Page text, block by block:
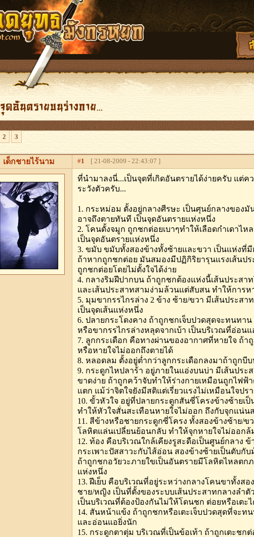
จุดอันตรายบนร่างกาย...
2 3
เด็กชายไร้นาม #1 [ 21-08-2009 - 22:43:07 ]
ที่นำมาลงนี่...เป็นจุดที่เกิดอันตรายได้ง่ายครับ แต่
ระวังตัวครับ...
1. กระหม่อม ตั้งอยู่กลางศีรษะ เป็นศุนย์กลางของ
อาจถึงตายทันที เป็นจุดอันตรายแห่งหนึ่ง
2. โคนดั้งจมูก ถูกชกต่อยเบาๆทำให้เลือดกำเดาไ
เป็นจุดอันตรายแห่งหนึ่ง
3. ขมับ ขมับทั้งสองข้างทั้งซ้ายและขวา เป็นแห่งที่
ถ้าหากถูกชกต่อย มันสมองมีปฏิกิริยารุนแรงเส้นป
ถูกชกต่อยโดยไม่ตั้งใจได้ง่าย
4. กลางริมฝีปากบน ถ้าถูกชกต้องแห่งนี้เส้นประส
และเส้นประสาทสามง่ามล้วนแต่สับสน ทำให้การ
5. มุมขากรรไกรล่าง 2 ข้าง ซ้าย/ขวา มีเส้นประ
เป็นจุดเส้นแห่งหนึ่ง
6. ปลายกระโดงคาง ถ้าถูกชกเจ็บปวดสุดจะทนท
หรือขากรรไกรล่างหลุดจากเบ้า เป็นบริเวณที่อ่อ
7. ลูกกระเดือก คือทางผ่านของอากาศที่หายใจ ถ้
หรือหายใจไม่ออกถึงตายได้
8. หลอดลม ตั้งอยู่ต่ำกว่าลูกกระเดือกลงมาถ้าถูก
9. กระดูกไหปลาร้า อยู่ภายในแอ่งบนบ่า มีเส้นปร
ขาดง่าย ถ้าถูกคว้าจับทำให้ร่างกายเหมือนถูกไฟ
แตก แม้ว่าจิตใจยังมีสติแต่เรี่ยวแรงไม่เหมือนใจปร
10. ขั้วหัวใจ อยู่ที่ปลายกระดูกสันซี่โครงข้างซ้ายเ
ทำให้หัวใจสั่นสะเทือนหายใจไม่ออก ถึงกับจุกแน่น
11. สีข้างหรือชายกระดูกซี่โครง ทั้งสองข้างซ้าย/
โลหิตแล่นเปลี่ยนย้อนกลับ ทำให้จุกหายใจไม่ออกล้
12. ท้อง คือบริเวณใกล้เคียงรูสะดือเป็นศูนย์กลาง ข้
กระเพาะปัสสาวะกับไส้อ่อน สองข้างซ้ายเป็นตับกั
ถ้าถูกชกอวัยวะภายใขเป็นอันตรายมีโลหิตไหลตก
แห่งหนึ่ง
13. ฝีเย็บ คือบริเวณที่อยู่ระหว่างกลางโคนขาทั้งสอ
ชาย/หญิง เป็นที่ตั้งของระบบเส้นประสาทกลางลำ
เป็นบริเวณที่ต้องป้องกันไม่ให้โดนชก ต่อยหรือเตะไ
14. สันหน้าแข้ง ถ้าถูกชกหรือเตะเจ็บปวดสุดที่จะท
และอ่อนแอยิ่งนัก
15. กระดูกตาตุ่ม บริเวณที่เป็นข้อเท้า ถ้าถูกเตะชก